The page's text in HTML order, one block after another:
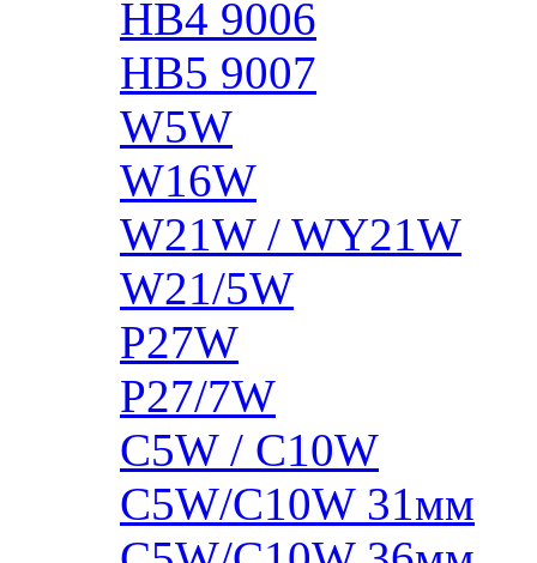
HB4 9006
HB5 9007
W5W
W16W
W21W / WY21W
W21/5W
P27W
P27/7W
C5W / C10W
C5W/C10W 31мм